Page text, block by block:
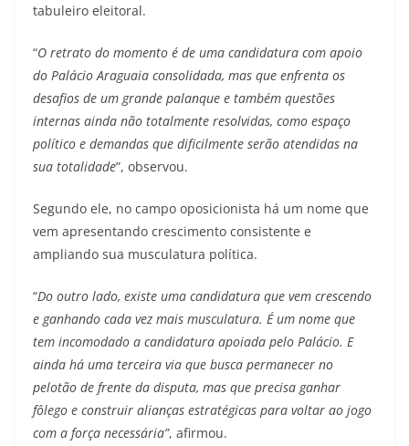
tabuleiro eleitoral.
“O retrato do momento é de uma candidatura com apoio
do Palácio Araguaia consolidada, mas que enfrenta os
desafios de um grande palanque e também questões
internas ainda não totalmente resolvidas, como espaço
político e demandas que dificilmente serão atendidas na
sua totalidade”, observou.
Segundo ele, no campo oposicionista há um nome que
vem apresentando crescimento consistente e
ampliando sua musculatura política.
“Do outro lado, existe uma candidatura que vem crescendo
e ganhando cada vez mais musculatura. É um nome que
tem incomodado a candidatura apoiada pelo Palácio. E
ainda há uma terceira via que busca permanecer no
pelotão de frente da disputa, mas que precisa ganhar
fôlego e construir alianças estratégicas para voltar ao jogo
com a força necessária”, afirmou.